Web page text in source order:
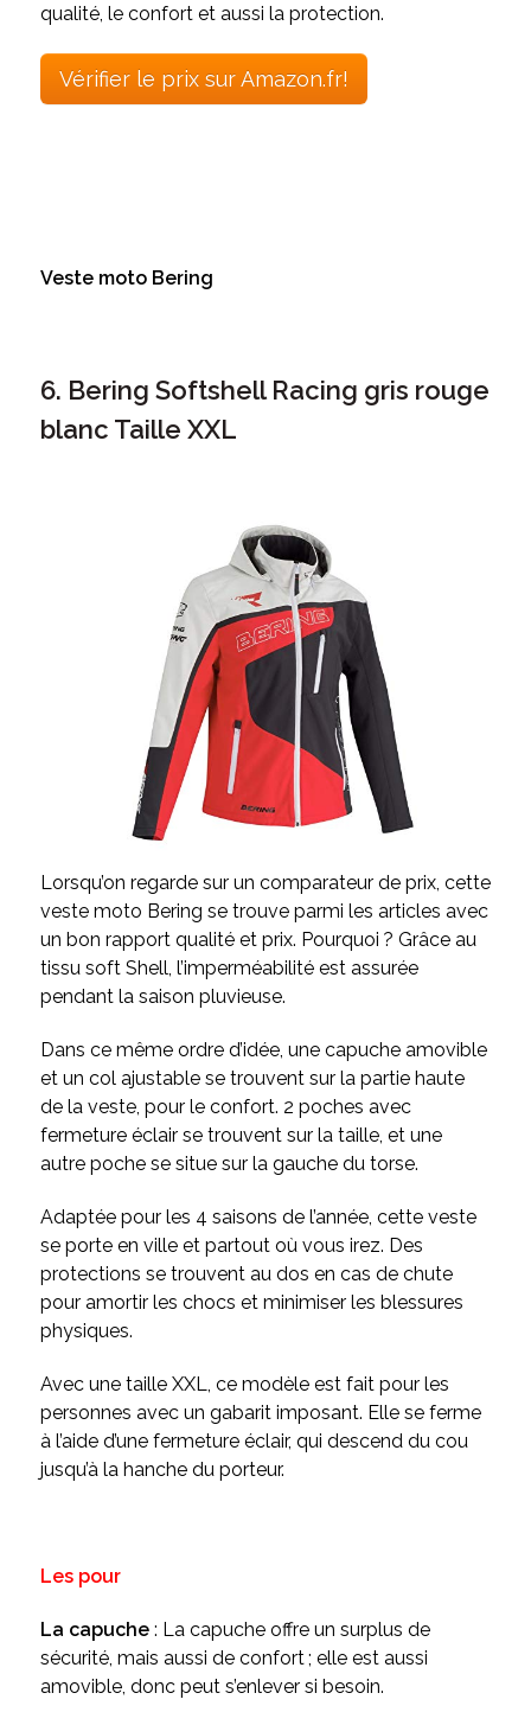
qualité, le confort et aussi la protection.
Vérifier le prix sur Amazon.fr!
Veste moto Bering
6. Bering Softshell Racing gris rouge
blanc Taille XXL
Lorsqu’on regarde sur un comparateur de prix, cette
veste moto Bering se trouve parmi les articles avec
un bon rapport qualité et prix. Pourquoi ? Grâce au
tissu soft Shell, l’imperméabilité est assurée
pendant la saison pluvieuse.
Dans ce même ordre d’idée, une capuche amovible
et un col ajustable se trouvent sur la partie haute
de la veste, pour le confort. 2 poches avec
fermeture éclair se trouvent sur la taille, et une
autre poche se situe sur la gauche du torse.
Adaptée pour les 4 saisons de l’année, cette veste
se porte en ville et partout où vous irez. Des
protections se trouvent au dos en cas de chute
pour amortir les chocs et minimiser les blessures
physiques.
Avec une taille XXL, ce modèle est fait pour les
personnes avec un gabarit imposant. Elle se ferme
à l’aide d’une fermeture éclair, qui descend du cou
jusqu’à la hanche du porteur.
Les pour
La capuche: La capuche offre un surplus de
sécurité, mais aussi de confort ; elle est aussi
amovible, donc peut s’enlever si besoin.